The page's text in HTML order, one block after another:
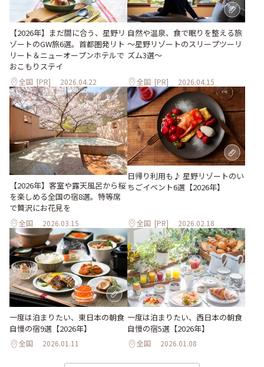
【2026年】まだ間に合う、星野リ
ゾートのGW旅6選。首都圏発リト
リート＆ニューオープンホテルで
おこもりステイ
全国 [PR] 2026.04.22
自然や温泉、食で眠りを整える旅
～星野リゾートのスリープツーリ
ズム3選～
全国 [PR] 2026.04.15
【2026年】客室や露天風呂から桜
を楽しめる全国の宿8選。特等席
で贅沢にお花見を
全国 2026.03.15
日帰り利用も♪ 星野リゾートのい
ちごイベント6選【2026年】
全国 [PR] 2026.02.18
一度は泊まりたい、東日本の朝食
自慢の宿9選【2026年】
全国 2026.01.11
一度は泊まりたい、西日本の朝食
自慢の宿5選【2026年】
全国 2026.01.08